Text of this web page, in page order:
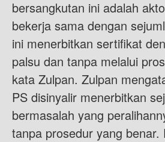
bersangkutan ini adalah
bekerja sama dengan
ini menerbitkan sertifikat
palsu dan tanpa melalui
kata Zulpan. Zulpan
PS disinyalir menerbitkan
bermasalah yang
tanpa prosedur yang benar.